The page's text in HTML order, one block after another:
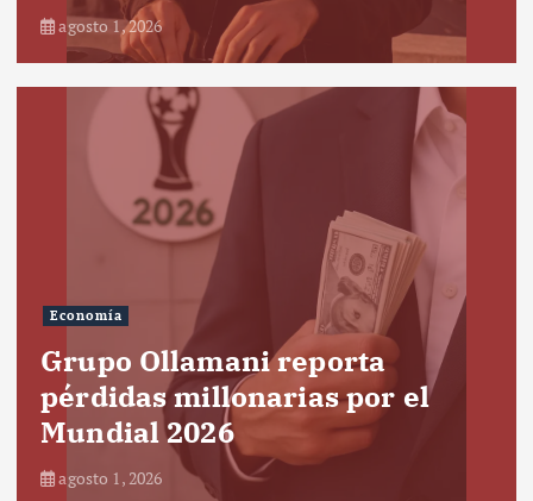
agosto 1, 2026
Economía
Grupo Ollamani reporta
pérdidas millonarias por el
Mundial 2026
agosto 1, 2026